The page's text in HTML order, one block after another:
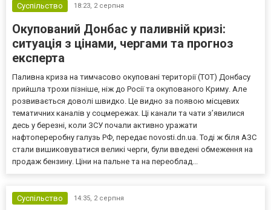
Суспільство 18:23, 2 серпня
Окупований Донбас у паливній кризі:
ситуація з цінами, чергами та прогноз
експерта
Паливна криза на тимчасово окуповані території (ТОТ) Донбасу
прийшла трохи пізніше, ніж до Росії та окупованого Криму. Але
розвивається доволі швидко. Це видно за появою місцевих
тематичних каналів у соцмережах. Ці канали та чати з’явилися
десь у березні, коли ЗСУ почали активно уражати
нафтопереробну галузь РФ, передає novosti.dn.ua. Тоді ж біля АЗС
стали вишиковуватися великі черги, були введені обмеження на
продаж бензину. Ціни на пальне та на переоблад...
Суспільство 14:35, 2 серпня